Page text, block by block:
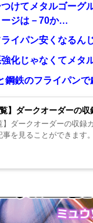
けてメタルゴーグ
ジは－70か…
イパン安くなるん
化じゃなくてメタ
鉄のフライパンで
】ダークオーダーの
】ダークオーダーの収
考察記事を見